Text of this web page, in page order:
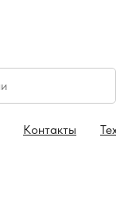
Контакты